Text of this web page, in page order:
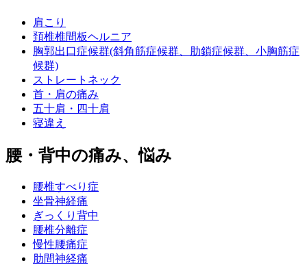
肩こり
頚椎椎間板ヘルニア
胸郭出口症候群(斜角筋症候群、肋鎖症候群、小胸筋症
候群)
ストレートネック
首・肩の痛み
五十肩・四十肩
寝違え
腰・背中の痛み、悩み
腰椎すべり症
坐骨神経痛
ぎっくり背中
腰椎分離症
慢性腰痛症
肋間神経痛